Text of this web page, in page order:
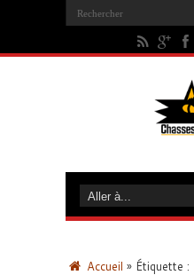
Accueil » Étiquette :